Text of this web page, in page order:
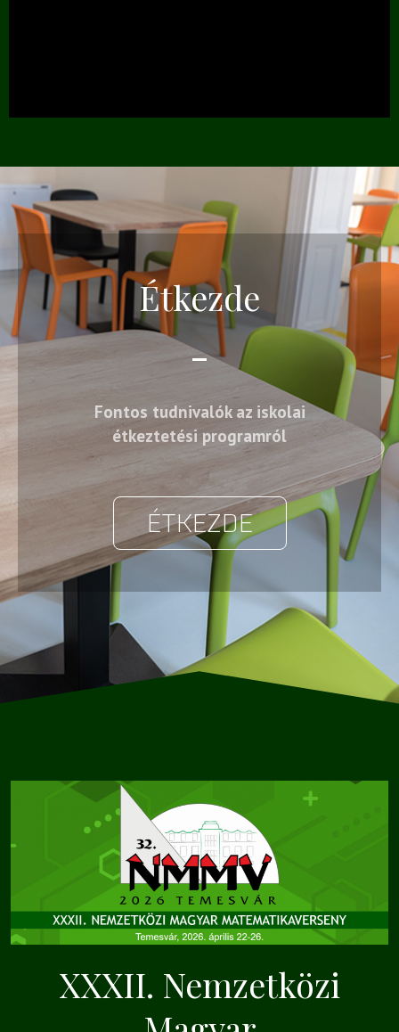
Étkezde
Fontos tudnivalók az iskolai
étkeztetési programról
ÉTKEZDE
XXXII. Nemzetközi